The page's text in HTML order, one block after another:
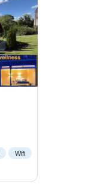
Wifi